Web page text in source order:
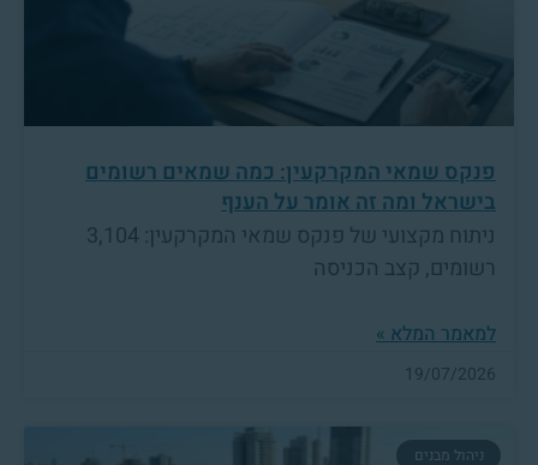
פנקס שמאי המקרקעין: כמה שמאים רשומים
בישראל ומה זה אומר על הענף
ניתוח מקצועי של פנקס שמאי המקרקעין: 3,104
רשומים, קצב הכניסה
למאמר המלא »
19/07/2026
ניהול מבנים